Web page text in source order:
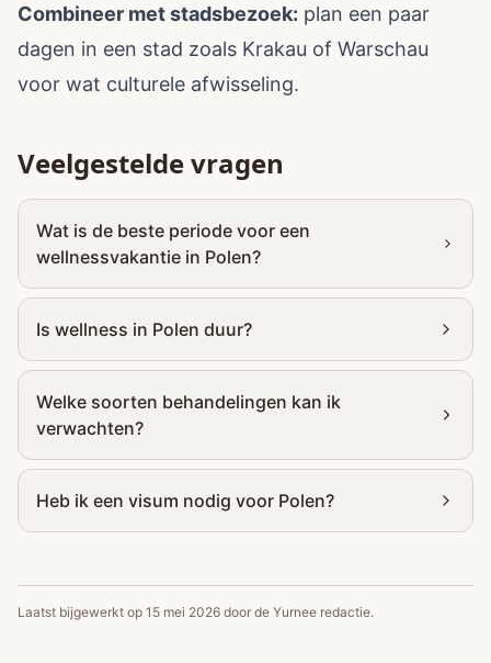
Combineer met stadsbezoek: plan een paar
dagen in een stad zoals Krakau of Warschau
voor wat culturele afwisseling.
Veelgestelde vragen
Wat is de beste periode voor een
wellnessvakantie in Polen?
Is wellness in Polen duur?
Welke soorten behandelingen kan ik
verwachten?
Heb ik een visum nodig voor Polen?
Laatst bijgewerkt op 15 mei 2026 door de Yurnee redactie.